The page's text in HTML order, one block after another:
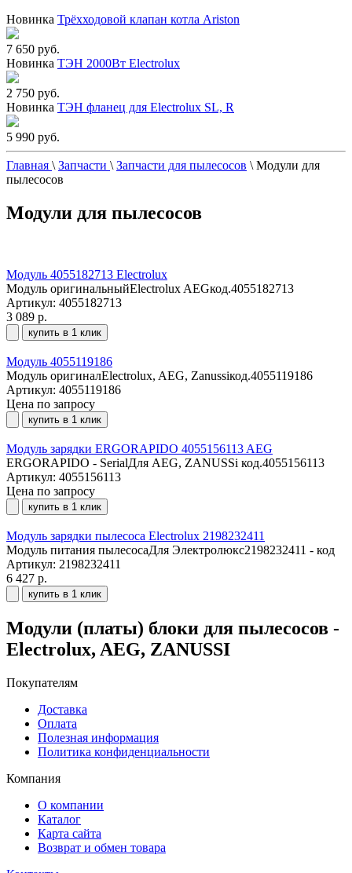
Новинка Трёхходовой клапан котла Ariston
7 650 руб.
Новинка ТЭН 2000Вт Electrolux
2 750 руб.
Новинка ТЭН фланец для Electrolux SL, R
5 990 руб.
Главная \ Запчасти \ Запчасти для пылесосов \ Модули для
пылесосов
Модули для пылесосов
Модуль 4055182713 Electrolux
Модуль оригинальныйElectrolux AEGкод.4055182713
Артикул: 4055182713
3 089 р.
купить в 1 клик
Модуль 4055119186
Модуль оригиналElectrolux, AEG, Zanussiкод.4055119186
Артикул: 4055119186
Цена по запросу
купить в 1 клик
Модуль зарядки ERGORAPIDO 4055156113 AEG
ERGORAPIDO - SerialДля AEG, ZANUSSi код.4055156113
Артикул: 4055156113
Цена по запросу
купить в 1 клик
Модуль зарядки пылесоса Electrolux 2198232411
Модуль питания пылесосаДля Электролюкс2198232411 - код
Артикул: 2198232411
6 427 р.
купить в 1 клик
Модули (платы) блоки для пылесосов -
Electrolux, AEG, ZANUSSI
Покупателям
Доставка
Оплата
Полезная информация
Политика конфиденциальности
Компания
О компании
Каталог
Карта сайта
Возврат и обмен товара